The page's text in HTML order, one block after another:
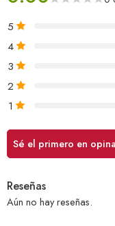
5
4
3
2
1
Sé el primero en
Reseñas
Aún no hay reseñas.